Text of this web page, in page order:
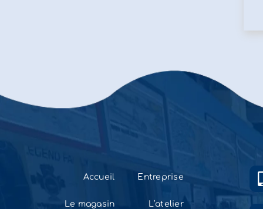
Accueil Entreprise
Le magasin L’atelier